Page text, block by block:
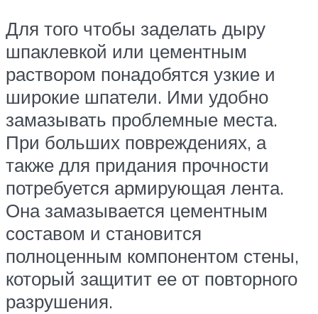
Для того чтобы заделать дыру
шпаклевкой или цементным
раствором понадобятся узкие и
широкие шпатели. Ими удобно
замазывать проблемные места.
При больших повреждениях, а
также для придания прочности
потребуется армирующая лента.
Она замазывается цементным
составом и становится
полноценным компонентом стены,
который защитит ее от повторного
разрушения.